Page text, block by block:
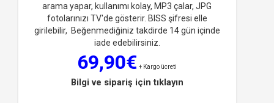
arama yapar, kullanımı kolay, MP3 çalar, JPG
fotolarınızı TV'de gösterir. BISS şifresi elle
girilebilir, Beğenmediğiniz takdirde 14 gün içinde
iade edebilirsiniz.
69,90€ + Kargo ücreti
Bilgi ve sipariş için tıklayın